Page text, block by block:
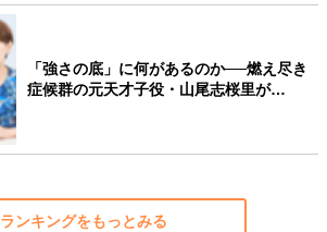
「強さの底」に何があるのか──燃え尽き
症候群の元天才子役・山尾志桜里が…
ランキングをもっとみる